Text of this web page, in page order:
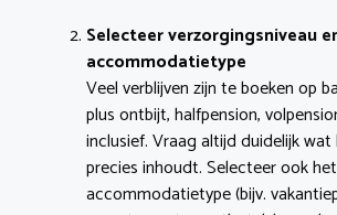
Selecteer verzorgingsniveau
accommodatietype
Veel verblijven zijn te boeken op
plus ontbijt, halfpension,
inclusief. Vraag altijd duidelijk
precies inhoudt. Selecteer ook het
accommodatietype (bijv.